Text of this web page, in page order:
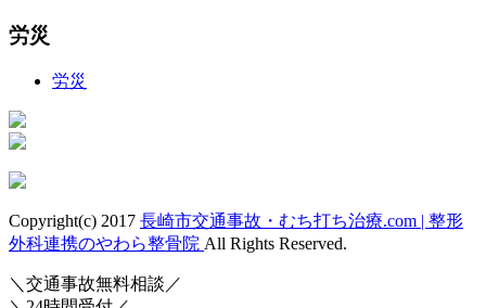
労災
労災
Copyright(c) 2017 長崎市交通事故・むち打ち治療.com | 整形
外科連携のやわら整骨院 All Rights Reserved.
＼交通事故無料相談／